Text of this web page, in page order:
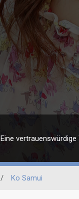
Eine
/ Ko Samui